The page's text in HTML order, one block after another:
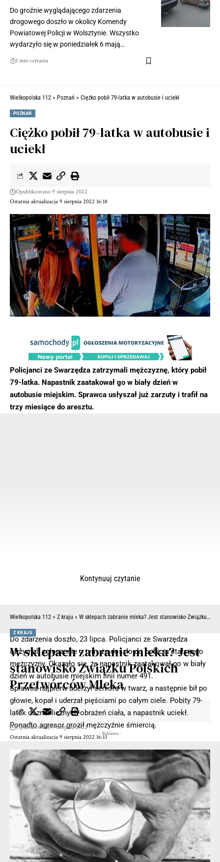
Do groźnie wyglądającego zdarzenia
drogowego doszło w okolicy Komendy
Powiatowej Policji w Wolsztynie. Wszystko
wydarzyło się w poniedziałek 6 mają…
1 min czytania
Wielkopolska 112 > Poznań > Ciężko pobił 79-latka w autobusie i uciekł
POZNAŃ
Ciężko pobił 79-latka w autobusie i
uciekł
Ostatnia aktualizacja 9 sierpnia 2022 16:18
Opublikowano 9 sierpnia 2022
Policjanci ze Swarzędza zatrzymali mężczyznę, który pobił
79-latka. Napastnik zaatakował go w biały dzień w
autobusie miejskim. Sprawca usłyszał już zarzuty i trafił na
trzy miesiące do aresztu.
Do zdarzenia doszło, 23 lipca. Policjanci ze Swarzędza
otrzymali zgłoszenie o tym, że doszło do pobicia starszego
mężczyzny. Okazało się, że napastnik zaatakował go w biały
dzień w autobusie miejskim linii numer 491.
Sprawca najpierw uderzył seniora w twarz, a następnie bił po
głowie, kopał i uderzał pięściami po całym ciele. Pobity 79-
latek doznał licznych obrażeń ciała, a napastnik uciekł.
Ponadto agresor groził mężczyźnie śmiercią.
- Reklama -
Kontynuuj czytanie
Wielkopolska 112 > Z kraju > W sklepach zabranie mleka? Jest stanowisko Związku Polskich Przetwórców Mleka
Z KRAJU
W sklepach zabranie mleka? Jest
stanowisko Związku Polskich
Przetwórców Mleka
Ostatnia aktualizacja 9 sierpnia 2022 16:13
Opublikowano 9 sierpnia 2022